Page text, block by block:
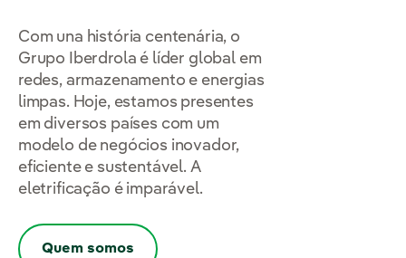
Com una história centenária, o
Grupo Iberdrola é líder global em
redes, armazenamento e energias
limpas. Hoje, estamos presentes
em diversos países com um
modelo de negócios inovador,
eficiente e sustentável. A
eletrificação é imparável.
Quem somos